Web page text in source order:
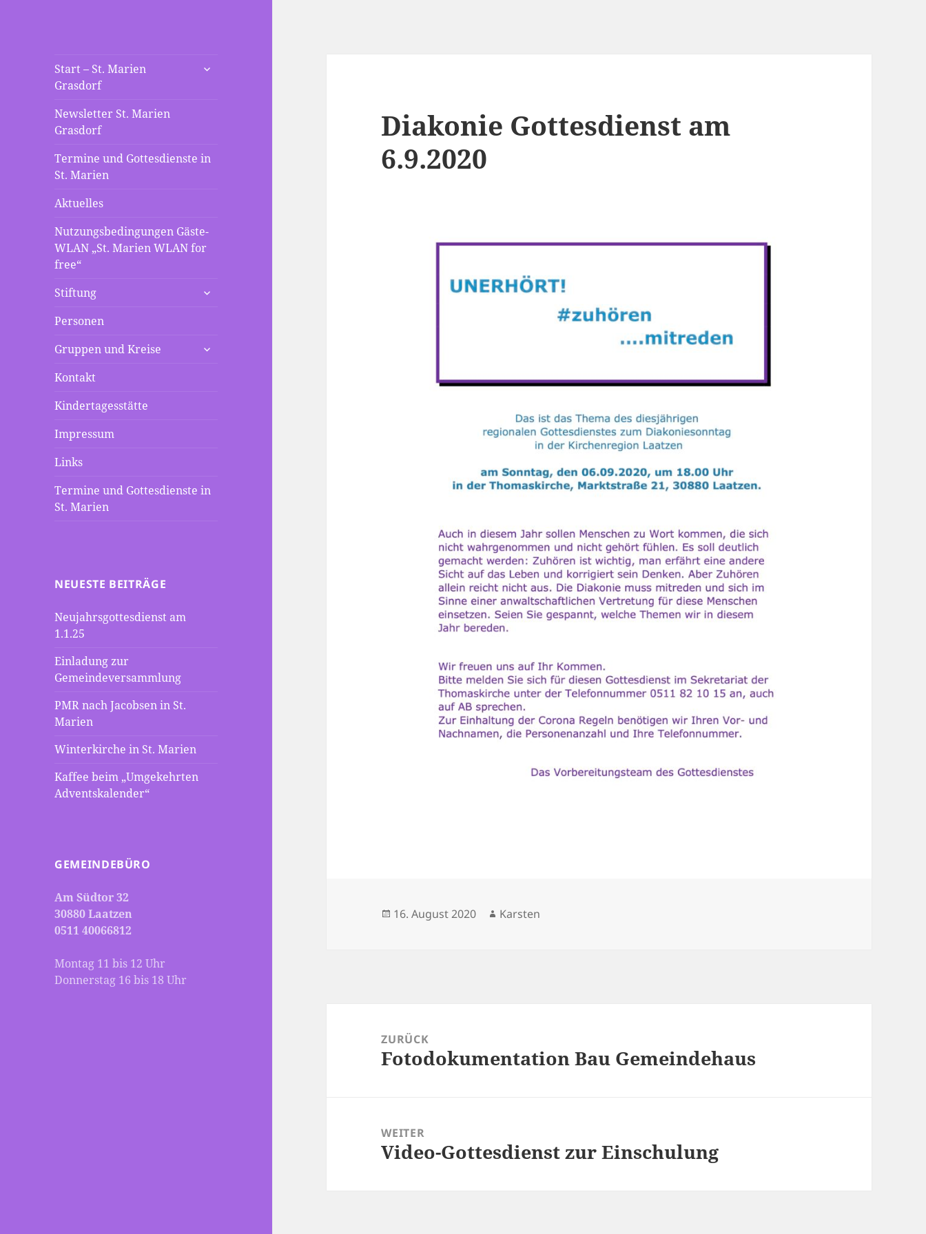
St. Marien
Grasdorf
Die neue Webseite der St
Mariengemeinde Grasdorf
Start – St. Marien
Grasdorf
untermenü
Newsletter St. Marien
Grasdorf
Termine und Gottesdienste in
St. Marien
Aktuelles
Nutzungsbedingungen Gäste-
WLAN „St. Marien WLAN for
free“
Stiftung
untermenü
Personen
Gruppen und Kreise
untermenü
Kontakt
Kindertagesstätte
Impressum
Links
Termine und Gottesdienste in
St. Marien
NEUESTE BEITRÄGE
Neujahrsgottesdienst am
1.1.25
Einladung zur
Gemeindeversammlung
PMR nach Jacobsen in St.
Marien
Winterkirche in St. Marien
Kaffee beim „Umgekehrten
Adventskalender“
GEMEINDEBÜRO
Am Südtor 32
30880 Laatzen
0511 40066812
Montag 11 bis 12 Uhr
Donnerstag 16 bis 18 Uhr
Diakonie Gottesdienst am
6.9.2020
Veröffentlicht
16. August 2020 Autor
Karsten
ZURÜCK
Vorheriger
Fotodokumentation Bau Gemeindehaus
WEITER
Nächster
Video-Gottesdienst zur Einschulung